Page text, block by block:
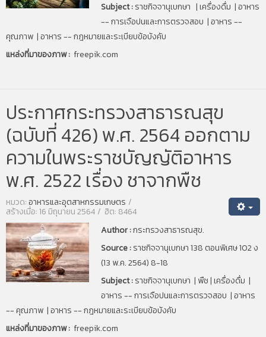
Subject :ราชกิจจานุเบกษา | เครื่องดื่ม | อาหาร
-- การเจือปนและการตรวจสอบ | อาหาร --
คุณภาพ | อาหาร -- กฎหมายและระเบียบข้อบังคับ
แหล่งที่มาของภาพ : freepik.com
ประกาศกระทรวงสาธารณสุข
(ฉบับที่ 426) พ.ศ. 2564 ออกตาม
ความในพระราชบัญญัติอาหาร
พ.ศ. 2522 เรื่อง ชาจากพืช
หมวด:อาหารและอุตสาหกรรมเกษตร
สร้างเมื่อ: 16 มิถุนายน 2564
ฮิต: 8464
Author :กระทรวงสาธารณสุข.
Source :ราชกิจจานุเบกษา138 ตอนพิเศษ 102 ง
(13 พ.ค. 2564) 8-18
Subject :ราชกิจจานุเบกษา | พืช | เครื่องดื่ม |
อาหาร -- การเจือปนและการตรวจสอบ | อาหาร
-- คุณภาพ | อาหาร -- กฎหมายและระเบียบข้อบังคับ
แหล่งที่มาของภาพ : freepik.com